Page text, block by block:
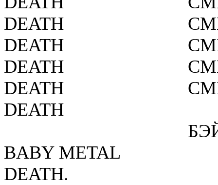
DEATH
DEATH
DEATH
DEATH
DEATH
BABY METAL
DEATH.